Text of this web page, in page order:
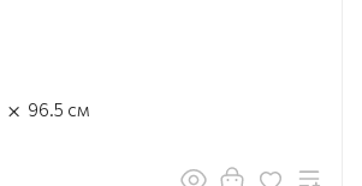
× 96.5 см